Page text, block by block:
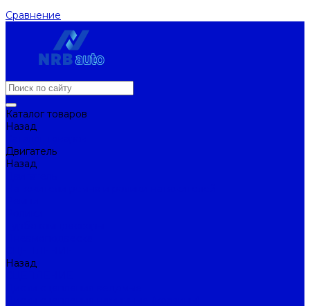
Сравнение
Каталог товаров
Назад
Двигатель
Назад
Назад